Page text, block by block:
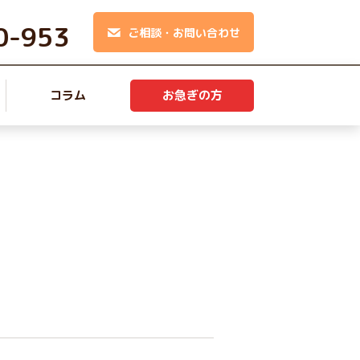
953 ご相談・お問い合わせ
コラム お急ぎの方